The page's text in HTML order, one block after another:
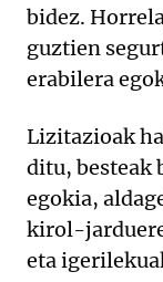
bidez.
guztien
erabilera
Lizitazioak
ditu, besteak
egokia,
kirol-
eta